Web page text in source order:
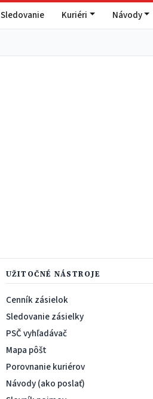
Sledovanie Kuriéri Návody
UŽITOČNÉ NÁSTROJE
Cenník zásielok
Sledovanie zásielky
PSČ vyhľadávač
Mapa pôšt
Porovnanie kuriérov
Návody (ako poslať)